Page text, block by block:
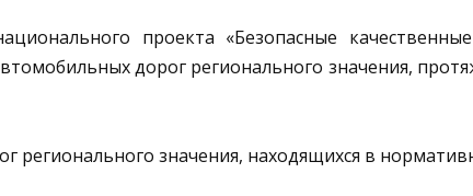
проекта «Безопасные
дорог регионального значения,
регионального значения, находящихся в